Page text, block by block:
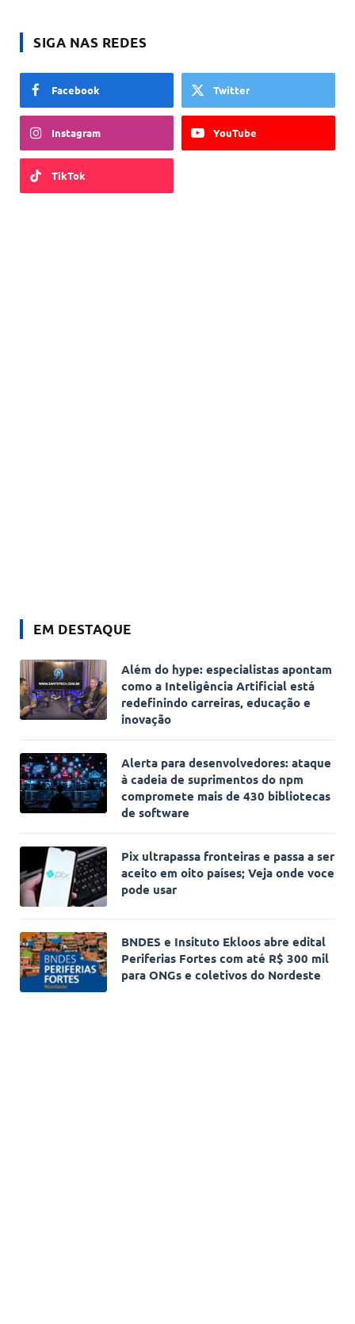
SIGA NAS REDES
Facebook Twitter
Instagram YouTube
TikTok
EM DESTAQUE
Além do hype: especialistas apontam
como a Inteligência Artificial está
redefinindo carreiras, educação e
inovação
Alerta para desenvolvedores: ataque
à cadeia de suprimentos do npm
compromete mais de 430 bibliotecas
de software
Pix ultrapassa fronteiras e passa a ser
aceito em oito países; Veja onde voce
pode usar
BNDES e Insituto Ekloos abre edital
Periferias Fortes com até R$ 300 mil
para ONGs e coletivos do Nordeste